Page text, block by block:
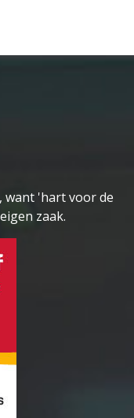
want 'hart voor de
zaak.